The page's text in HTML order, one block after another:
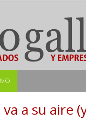
a su aire